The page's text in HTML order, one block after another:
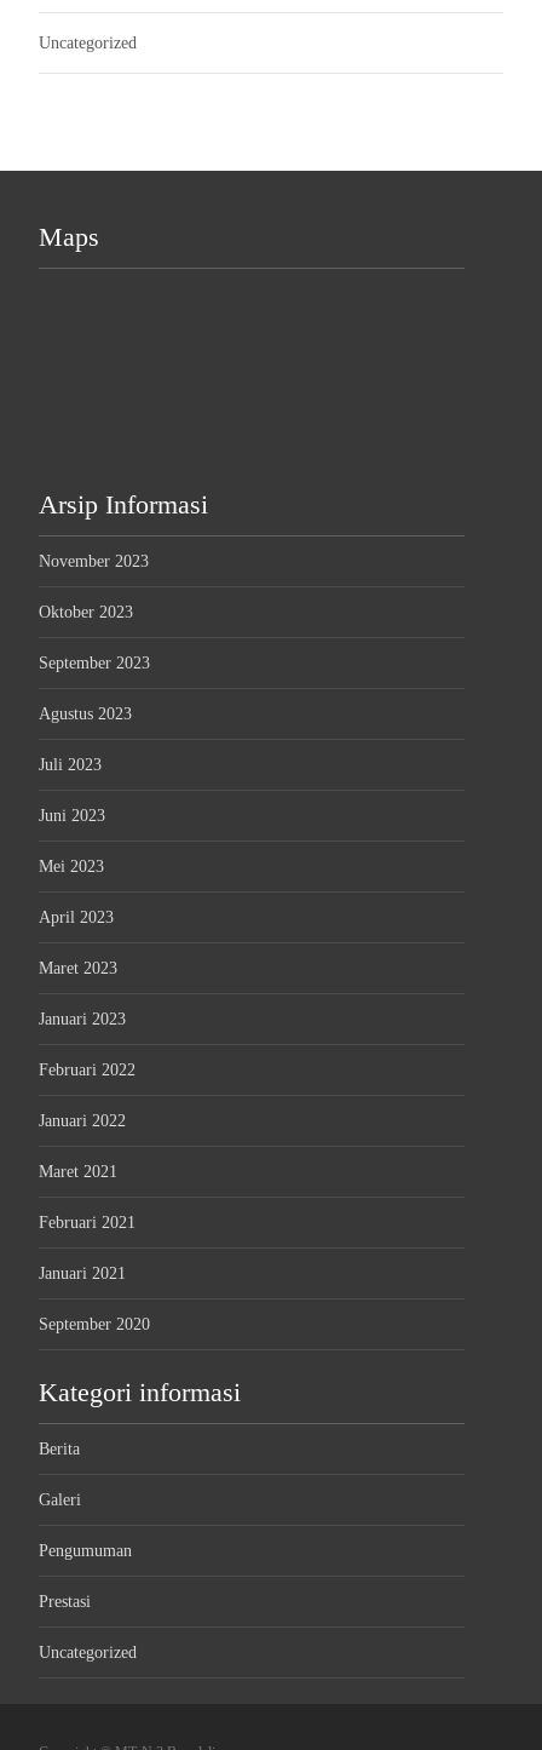
Uncategorized
Maps
Arsip Informasi
November 2023
Oktober 2023
September 2023
Agustus 2023
Juli 2023
Juni 2023
Mei 2023
April 2023
Maret 2023
Januari 2023
Februari 2022
Januari 2022
Maret 2021
Februari 2021
Januari 2021
September 2020
Kategori informasi
Berita
Galeri
Pengumuman
Prestasi
Uncategorized